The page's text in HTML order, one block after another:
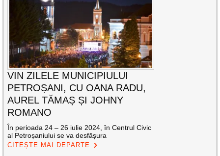
VIN ZILELE MUNICIPIULUI
PETROȘANI, CU OANA RADU,
AUREL TĂMAȘ ȘI JOHNY
ROMANO
În perioada 24 – 26 iulie 2024, în Centrul Civic
al Petroșaniului se va desfășura
CITEȘTE MAI DEPARTE